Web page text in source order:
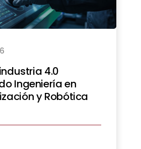
4.0
Ingeniería en
y Robótica